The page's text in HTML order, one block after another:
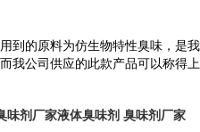
到的原料为仿生物特性臭味，是
我公司供应的此款产品可以称得
味剂厂家液体臭味剂 臭味剂厂家